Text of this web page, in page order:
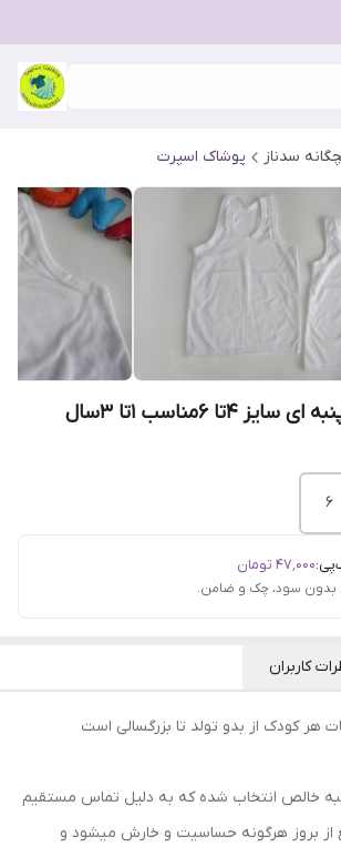
سدناز پوشاک اسپرت
6مناسب 1تا 3سال
6
۴۷٬۰۰۰ تومان
کاربران
هر کودک از بدو تولد تا بزرگسالی است
خالص انتخاب شده که به دلیل تماس مستقیم
از بروز هرگونه حساسیت و خارش میشود و